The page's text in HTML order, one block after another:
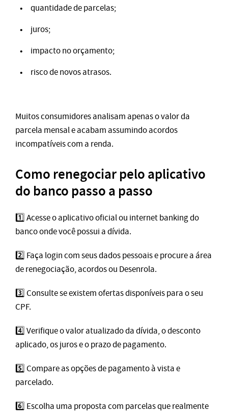
quantidade de parcelas;
juros;
impacto no orçamento;
risco de novos atrasos.
Muitos consumidores analisam apenas o valor da
parcela mensal e acabam assumindo acordos
incompatíveis com a renda.
Como renegociar pelo aplicativo
do banco passo a passo
1️⃣ Acesse o aplicativo oficial ou internet banking do
banco onde você possui a dívida.
2️⃣ Faça login com seus dados pessoais e procure a área
de renegociação, acordos ou Desenrola.
3️⃣ Consulte se existem ofertas disponíveis para o seu
CPF.
4️⃣ Verifique o valor atualizado da dívida, o desconto
aplicado, os juros e o prazo de pagamento.
5️⃣ Compare as opções de pagamento à vista e
parcelado.
6️⃣ Escolha uma proposta com parcelas que realmente